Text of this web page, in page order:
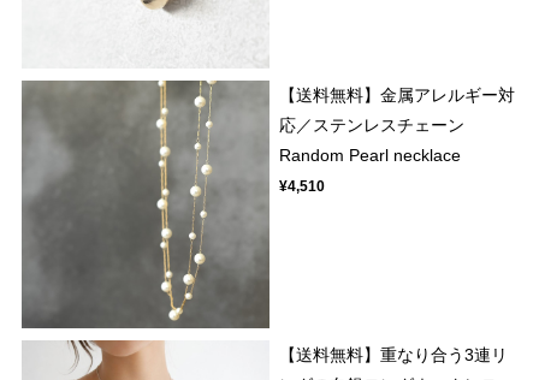
【送料無料】金属アレルギー対
応／ステンレスチェーン
Random Pearl necklace
¥4,510
【送料無料】重なり合う3連リ